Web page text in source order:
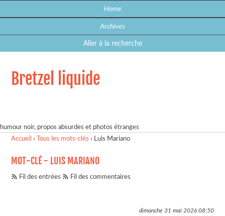
Home
Archives
Aller à la recherche
Bretzel liquide
humour noir, propos absurdes et photos étranges
Accueil › Tous les mots-clés › Luis Mariano
MOT-CLÉ - LUIS MARIANO
Fil des entrées Fil des commentaires
dimanche 31 mai 202608:50